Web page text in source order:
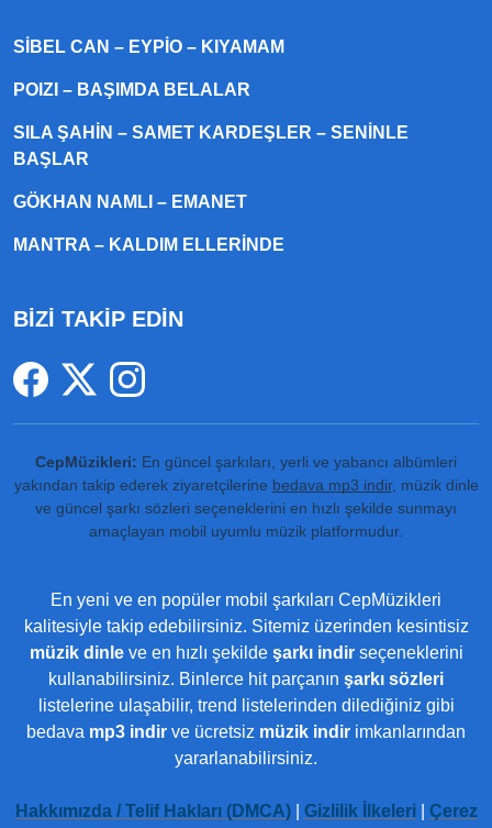
SIBEL CAN – EYPIO – KIYAMAM
POIZI – BAŞIMDA BELALAR
SILA ŞAHIN – SAMET KARDEŞLER – SENINLE
BAŞLAR
GÖKHAN NAMLI – EMANET
MANTRA – KALDIM ELLERINDE
BİZİ TAKİP EDİN
CepMüzikleri: En güncel şarkıları, yerli ve yabancı albümleri
yakından takip ederek ziyaretçilerine bedava mp3 indir, müzik dinle
ve güncel şarkı sözleri seçeneklerini en hızlı şekilde sunmayı
amaçlayan mobil uyumlu müzik platformudur.
En yeni ve en popüler mobil şarkıları CepMüzikleri
kalitesiyle takip edebilirsiniz. Sitemiz üzerinden kesintisiz
müzik dinleve en hızlı şekilde şarkı indirseçeneklerini
kullanabilirsiniz. Binlerce hit parçanın şarkı sözleri
listelerine ulaşabilir, trend listelerinden dilediğiniz gibi
bedava mp3 indir ve ücretsiz müzik indir imkanlarından
yararlanabilirsiniz.
Hakkımızda / Telif Hakları (DMCA)| Gizlilik İlkeleri| Çerez